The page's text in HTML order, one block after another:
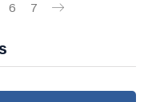
6 7